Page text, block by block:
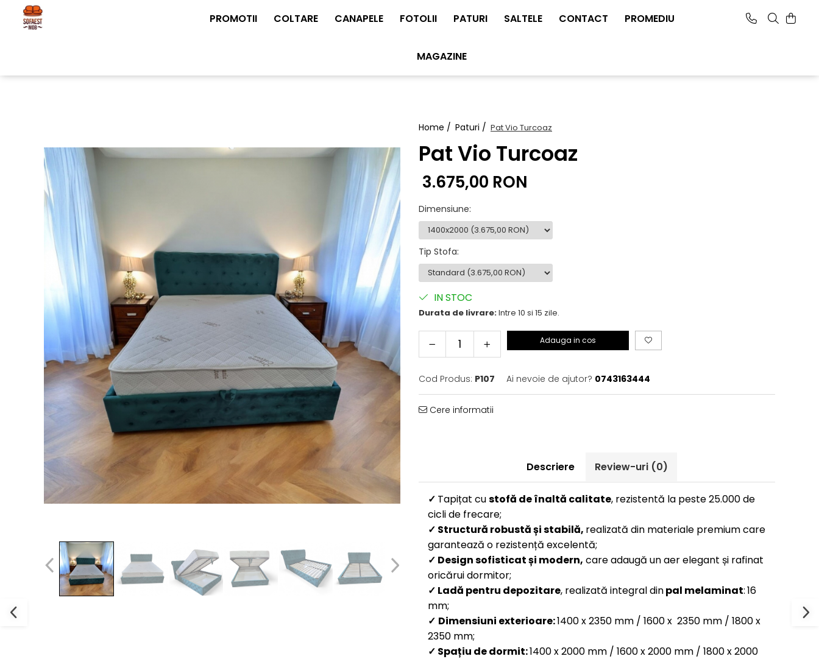
PROMOTII COLTARE CANAPELE FOTOLII PATURI SALTELE CONTACT PROMEDIU
MAGAZINE
Home / Paturi / Pat Vio Turcoaz
Pat Vio Turcoaz
3.675,00 RON
Dimensiune:
Tip Stofa:
IN STOC
Durata de livrare:Intre 10 si 15 zile.
Adauga in cos
Cod Produs: P107 Ai nevoie de ajutor? 0743163444
Cere informatii
Descriere Review-uri (0)
✓ Tapițat custofă de înaltă calitate, rezistentă la peste 25.000 de
cicli de frecare;
✓ Structură robustă și stabilă, realizată din materiale premium care
garantează o rezistență excelentă;
✓ Design sofisticat și modern, care adaugă un aer elegant și rafinat
oricărui dormitor;
✓ Ladă pentru depozitare, realizată integral dinpal melaminat:16
mm;
✓ Dimensiuni exterioare:1400 x 2350 mm / 1600 x 2350 mm / 1800 x
2350 mm;
✓ Spațiu de dormit:1400 x 2000 mm / 1600 x 2000 mm / 1800 x 2000